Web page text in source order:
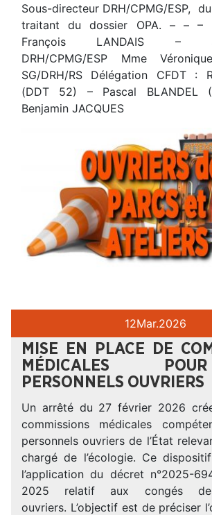
Sous-directeur DRH/CPMG/ESP,
traitant du dossier OPA. – – –
François LANDAIS –
DRH/CPMG/ESP Mme
SG/DRH/RS Délégation CFDT :
(DDT 52) – Pascal BLANDEL
Benjamin JACQUES
12Mar.2026
MISE EN PLACE DE
MÉDICALES
PERSONNELS OUVRIERS
Un arrêté du 27 février 2026
commissions médicales
personnels ouvriers de l’État
chargé de l’écologie. Ce
l’application du décret n°2025-
2025 relatif aux congés
ouvriers. L’objectif est de préciser